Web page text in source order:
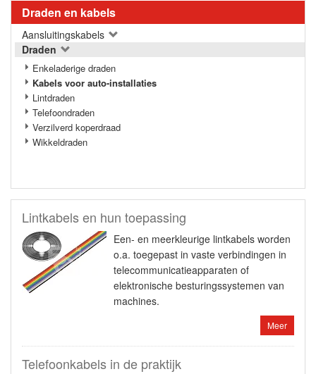
Draden en kabels
Aansluitingskabels
Draden
Enkeladerige draden
Kabels voor auto-installaties
Lintdraden
Telefoondraden
Verzilverd koperdraad
Wikkeldraden
Lintkabels en hun toepassing
Een- en meerkleurige lintkabels worden
o.a. toegepast in vaste verbindingen in
telecommunicatieapparaten of
elektronische besturingssystemen van
machines.
Meer
Telefoonkabels in de praktijk